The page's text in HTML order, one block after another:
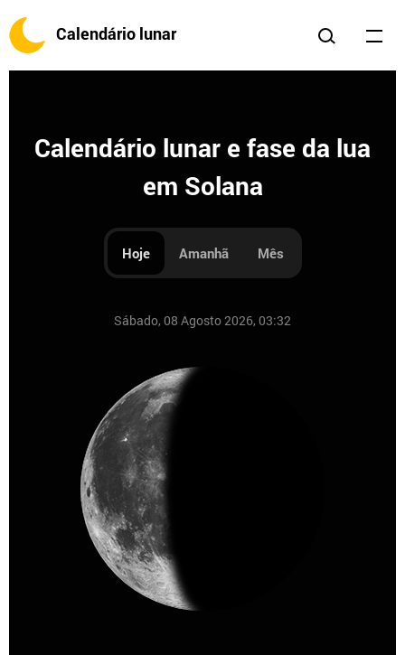
Calendário lunar
Calendário lunar e fase da lua
em Solana
Hoje Amanhã Mês
Sábado, 08 Agosto 2026, 03:32